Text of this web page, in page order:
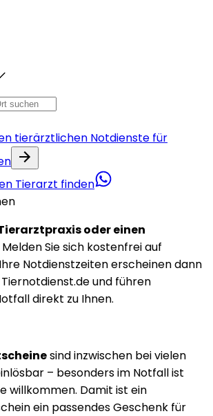
tierärztlichen Notdienste für
Tierarzt finden
oder einen
Melden Sie sich kostenfrei auf
Notdienstzeiten erscheinen dann
und führen
direkt zu Ihnen.
sind inzwischen bei vielen
– besonders im Notfall ist
willkommen. Damit ist ein
ein passendes Geschenk für